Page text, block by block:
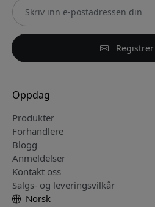
Oppdag
Produkter
Forhandlere
Blogg
Anmeldelser
Kontakt oss
Salgs- og leveringsvilkår
Norsk